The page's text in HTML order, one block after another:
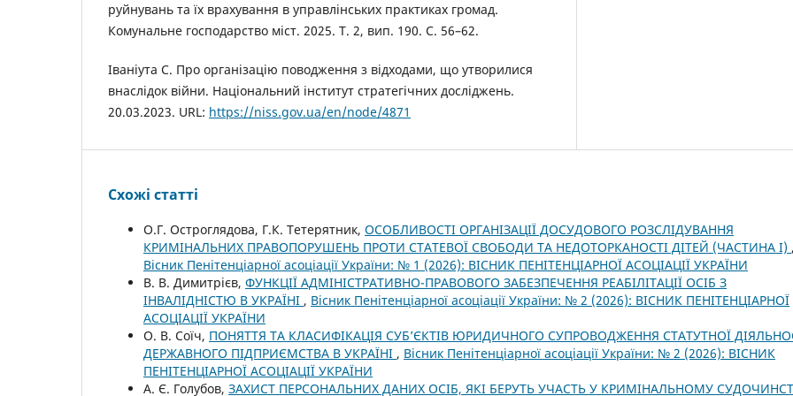
руйнувань та їх врахування в управлінських практиках громад.
Комунальне господарство міст. 2025. Т. 2, вип. 190. С. 56–62.
Іваніута С. Про організацію поводження з відходами, що утворилися
внаслідок війни. Національний інститут стратегічних досліджень.
20.03.2023. URL: https://niss.gov.ua/en/node/4871
Схожі статті
О.Г. Остроглядова, Г.К. Тетерятник, ОСОБЛИВОСТІ ОРГАНІЗАЦІЇ ДОСУДОВОГО РОЗСЛІДУВАННЯ
КРИМІНАЛЬНИХ ПРАВОПОРУШЕНЬ ПРОТИ СТАТЕВОЇ СВОБОДИ ТА НЕДОТОРКАНОСТІ ДІТЕЙ (ЧАСТИНА І) ,
Вісник Пенітенціарної асоціації України: № 1 (2026): ВІСНИК ПЕНІТЕНЦІАРНОЇ АСОЦІАЦІЇ УКРАЇНИ
В. В. Димитрієв, ФУНКЦІЇ АДМІНІСТРАТИВНО-ПРАВОВОГО ЗАБЕЗПЕЧЕННЯ РЕАБІЛІТАЦІЇ ОСІБ З
ІНВАЛІДНІСТЮ В УКРАЇНІ , Вісник Пенітенціарної асоціації України: № 2 (2026): ВІСНИК ПЕНІТЕНЦІАРНОЇ
АСОЦІАЦІЇ УКРАЇНИ
О. В. Соїч, ПОНЯТТЯ ТА КЛАСИФІКАЦІЯ СУБ’ЄКТІВ ЮРИДИЧНОГО СУПРОВОДЖЕННЯ СТАТУТНОЇ
ДЕРЖАВНОГО ПІДПРИЄМСТВА В УКРАЇНІ , Вісник Пенітенціарної асоціації України: № 2 (2026): ВІСНИК
ПЕНІТЕНЦІАРНОЇ АСОЦІАЦІЇ УКРАЇНИ
А. Є. Голубов, ЗАХИСТ ПЕРСОНАЛЬНИХ ДАНИХ ОСІБ, ЯКІ БЕРУТЬ УЧАСТЬ У КРИМІНАЛЬНОМУ